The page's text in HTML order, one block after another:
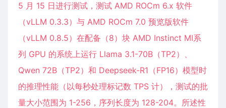
5 月 15 日进行测试，测试 AMD ROCm 6.x 软件
（vLLM 0.3.3）与 AMD ROCm 7.0 预览版软件
（vLLM 0.8.5）在配备（8）块 AMD Instinct MI系
列 GPU 的系统上运行 Llama 3.1-70B（TP2）、
Qwen 72B（TP2）和 Deepseek-R1（FP16）模型时
的推理性能（以每秒处理标记数 TPS 计），测试的批
量大小范围为 1-256，序列长度为 128-204。所述性